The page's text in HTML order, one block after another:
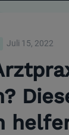
Juli 15, 2022